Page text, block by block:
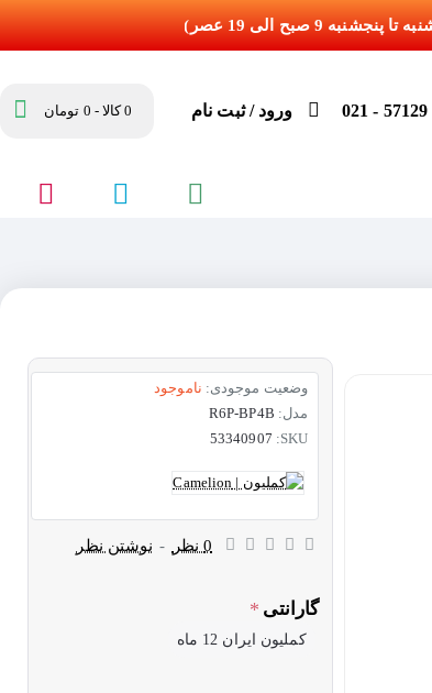
ورود / ثبت نام 0 کالا - 0 تومان
وضعیت موجودی: ناموجود
مدل: R6P-BP4B
SKU:
53340907
0 نظر - نوشتن نظر
گارانتی
کملیون ایران 12 ماه